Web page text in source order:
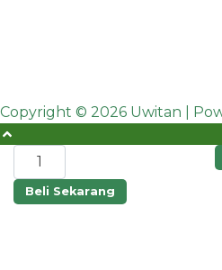
Copyright © 2026 Uwitan |
Kuantitas
Citra
ArmBeli Sekarang